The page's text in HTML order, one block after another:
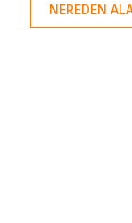
NEREDEN